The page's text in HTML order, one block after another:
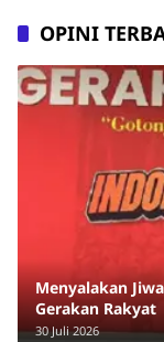
OPINI
Menyalakan
Gerakan Rakyat
30 Juli 2026